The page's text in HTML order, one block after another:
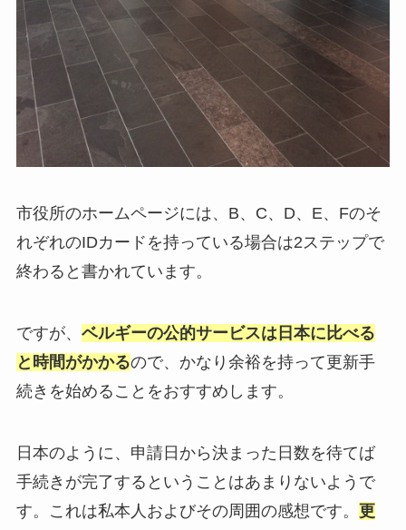
市役所のホームページには、B、C、D、E、Fのそ
れぞれのIDカードを持っている場合は2ステップで
終わると書かれています。
ですが、 ベルギーの公的サービスは日本に比べる
と時間がかかるので、かなり余裕を持って更新手
続きを始めることをおすすめします。
日本のように、申請日から決まった日数を待てば
手続きが完了するということはあまりないようで
す。これは私本人およびその周囲の感想です。 更